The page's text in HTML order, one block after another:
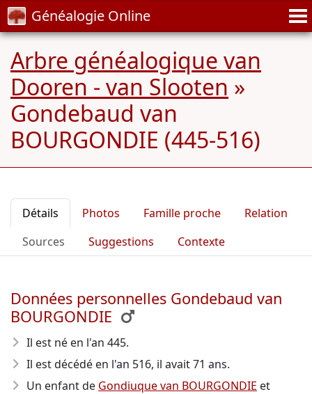
Généalogie Online
Arbre généalogique van
Dooren - van Slooten »
Gondebaud van
BOURGONDIE (445-516)
Détails Photos Famille proche
Relation
Sources
Suggestions Contexte
Données personnelles Gondebaud van
BOURGONDIE
Il est né en l'an 445.
Il est décédé en l'an 516, il avait 71 ans.
Un enfant de Gondiuque van BOURGONDIE et